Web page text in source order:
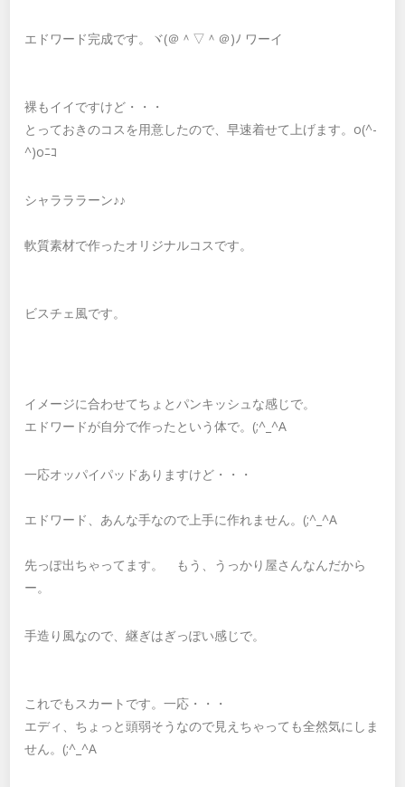
エドワード完成です。ヾ(＠＾▽＾＠)ﾉ ワーイ
裸もイイですけど・・・
とっておきのコスを用意したので、早速着せて上げます。o(^-
^)oﾆｺ
シャラララーン♪♪
軟質素材で作ったオリジナルコスです。
ビスチェ風です。
イメージに合わせてちょとパンキッシュな感じで。
エドワードが自分で作ったという体で。(;^_^A
一応オッパイパッドありますけど・・・
エドワード、あんな手なので上手に作れません。(;^_^A
先っぽ出ちゃってます。 もう、うっかり屋さんなんだから
ー。
手造り風なので、継ぎはぎっぽい感じで。
これでもスカートです。一応・・・
エディ、ちょっと頭弱そうなので見えちゃっても全然気にしま
せん。(;^_^A